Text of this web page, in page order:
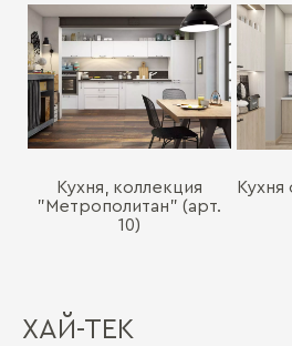
Кухня, коллекция
"Метрополитан" (арт.
10)
Кухня
ХАЙ-ТЕК